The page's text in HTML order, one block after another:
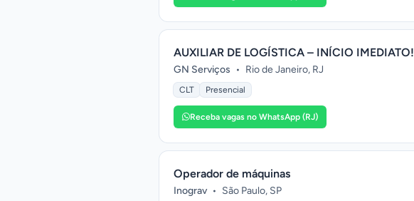
AUXILIAR DE LOGÍSTICA – INÍCIO IMEDIATO!
GN Serviços • Rio de Janeiro, RJ
CLT Presencial
Receba vagas no WhatsApp (RJ)
Operador de máquinas
Inograv • São Paulo, SP